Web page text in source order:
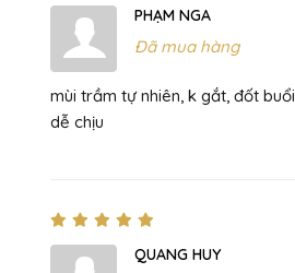
PHẠM NGA
Đã mua hàng
mùi trầm tự nhiên, k gắt, đốt
dễ chịu
QUANG HUY